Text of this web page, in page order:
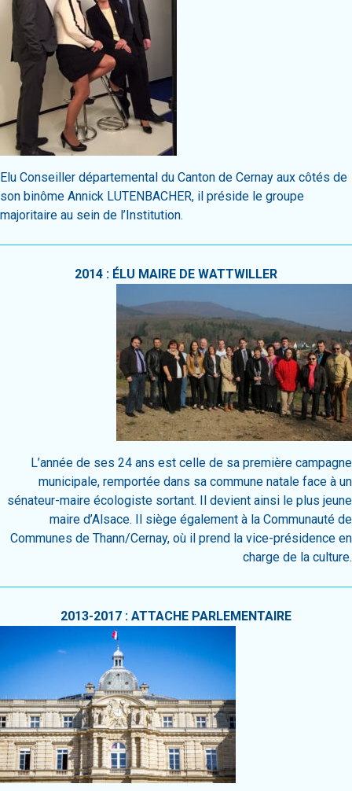
Elu Conseiller départemental du Canton de Cernay aux côtés de
son binôme Annick LUTENBACHER, il préside le groupe
majoritaire au sein de l’Institution.
2014 : ÉLU MAIRE DE WATTWILLER
L’année de ses 24 ans est celle de sa première campagne
municipale, remportée dans sa commune natale face à un
sénateur-maire écologiste sortant. Il devient ainsi le plus jeune
maire d’Alsace. Il siège également à la Communauté de
Communes de Thann/Cernay, où il prend la vice-présidence en
charge de la culture.
2013-2017 : ATTACHE PARLEMENTAIRE